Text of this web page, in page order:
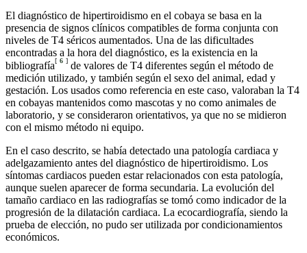
El diagnóstico de hipertiroidismo en el cobaya se basa en la
presencia de signos clínicos compatibles de forma conjunta con
niveles de T4 séricos aumentados. Una de las dificultades
encontradas a la hora del diagnóstico, es la existencia en la
bibliografía[ 6 ] de valores de T4 diferentes según el método de
medición utilizado, y también según el sexo del animal, edad y
gestación. Los usados como referencia en este caso, valoraban la T4
en cobayas mantenidos como mascotas y no como animales de
laboratorio, y se consideraron orientativos, ya que no se midieron
con el mismo método ni equipo.
En el caso descrito, se había detectado una patología cardiaca y
adelgazamiento antes del diagnóstico de hipertiroidismo. Los
síntomas cardiacos pueden estar relacionados con esta patología,
aunque suelen aparecer de forma secundaria. La evolución del
tamaño cardiaco en las radiografías se tomó como indicador de la
progresión de la dilatación cardiaca. La ecocardiografía, siendo la
prueba de elección, no pudo ser utilizada por condicionamientos
económicos.